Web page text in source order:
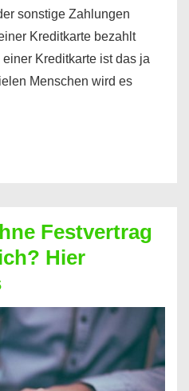
sonstige Zahlungen
Kreditkarte bezahlt
Kreditkarte ist das ja
Menschen wird es
Festvertrag
Hier